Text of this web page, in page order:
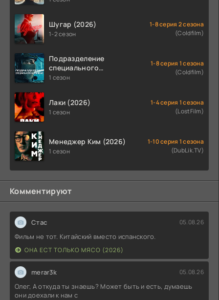
Шугар (2026)
1-2 сезон
1-8 серия 2 сезона
(Coldfilm)
Подразделение
специального
назначения (2026)
1 сезон
1-8 серия 1 сезона
(Coldfilm)
Лаки (2026)
1 сезон
1-4 серия 1 сезона
(LostFilm)
Менеджер Ким (2026)
1 сезон
1-10 серия 1 сезона
(DubLik.TV)
Комментируют
Стас 05.08.26
Фильм не тот. Китайский вместо испанского.
ОНА ЕСТ ТОЛЬКО МЯСО (2026)
merar3k 05.08.26
Олег, А откуда ты знаешь? Может быть и есть, думаешь
они доехали к нам с